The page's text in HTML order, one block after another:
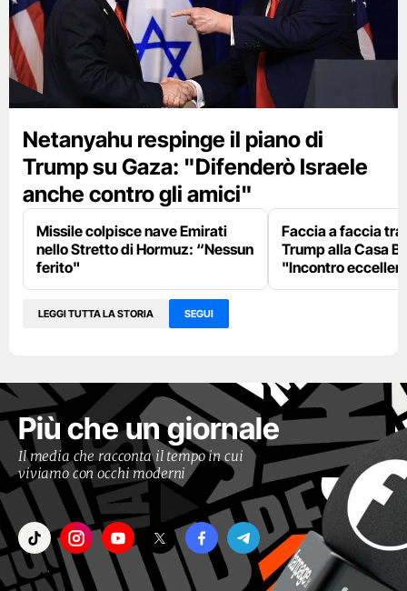
Netanyahu respinge il piano di
Trump su Gaza: "Difenderò Israele
anche contro gli amici"
Missile colpisce nave Emirati
nello Stretto di Hormuz: “Nessun
ferito"
Faccia a faccia
Trump alla Casa
"Incontro
LEGGI TUTTA LA STORIA SEGUI
Più che un giornale
Il media che racconta il tempo in cui
viviamo con occhi moderni